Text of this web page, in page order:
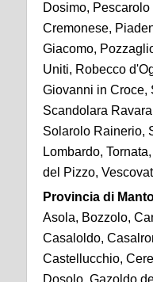
Dosimo,
Cremonese,
Giacomo,
Uniti, Robecco
Giovanni in Croce,
Scandolara
Solarolo Rainerio,
Lombardo,
del Pizzo,
Provincia di
Asola, Bozzolo,
Casaloldo,
Castellucchio,
Dosolo, Gazoldo